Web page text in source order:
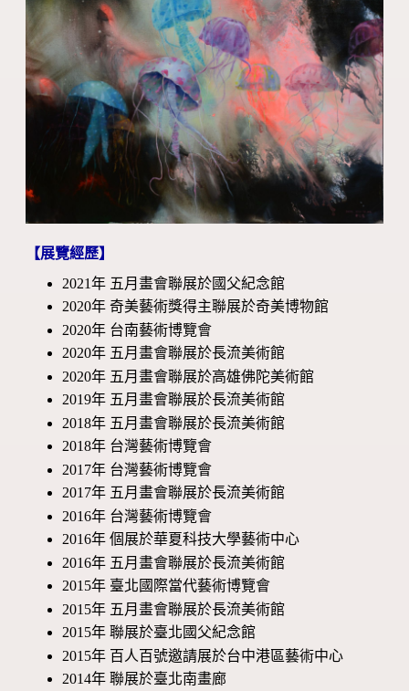
【展覽經歷】
2021年 五月畫會聯展於國父紀念館
2020年 奇美藝術獎得主聯展於奇美博物館
2020年 台南藝術博覽會
2020年 五月畫會聯展於長流美術館
2020年 五月畫會聯展於高雄佛陀美術館
2019年 五月畫會聯展於長流美術館
2018年 五月畫會聯展於長流美術館
2018年 台灣藝術博覽會
2017年 台灣藝術博覽會
2017年 五月畫會聯展於長流美術館
2016年 台灣藝術博覽會
2016年 個展於華夏科技大學藝術中心
2016年 五月畫會聯展於長流美術館
2015年 臺北國際當代藝術博覽會
2015年 五月畫會聯展於長流美術館
2015年 聯展於臺北國父紀念館
2015年 百人百號邀請展於台中港區藝術中心
2014年 聯展於臺北南畫廊